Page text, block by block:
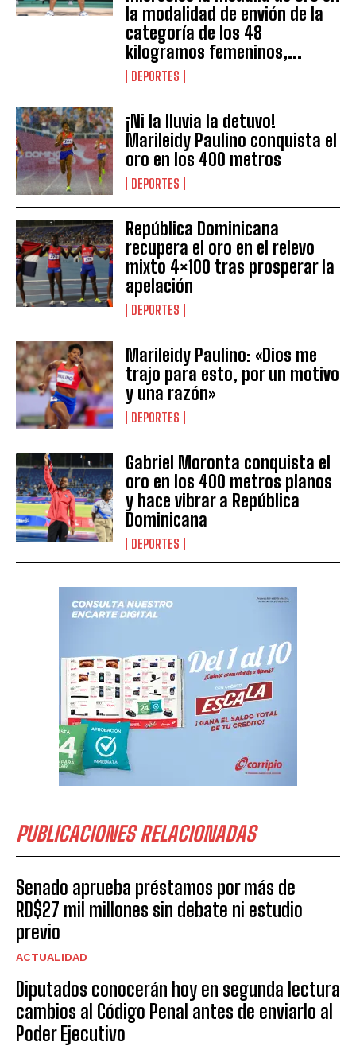
la modalidad de envión de la
categoría de los 48
kilogramos femeninos,...
DEPORTES
¡Ni la lluvia la detuvo!
Marileidy Paulino conquista el
oro en los 400 metros
DEPORTES
República Dominicana
recupera el oro en el relevo
mixto 4×100 tras prosperar la
apelación
DEPORTES
Marileidy Paulino: «Dios me
trajo para esto, por un motivo
y una razón»
DEPORTES
Gabriel Moronta conquista el
oro en los 400 metros planos
y hace vibrar a República
Dominicana
DEPORTES
PUBLICACIONES RELACIONADAS
Senado aprueba préstamos por más de
RD$27 mil millones sin debate ni estudio
previo
ACTUALIDAD
Diputados conocerán hoy en segunda lectura
cambios al Código Penal antes de enviarlo al
Poder Ejecutivo